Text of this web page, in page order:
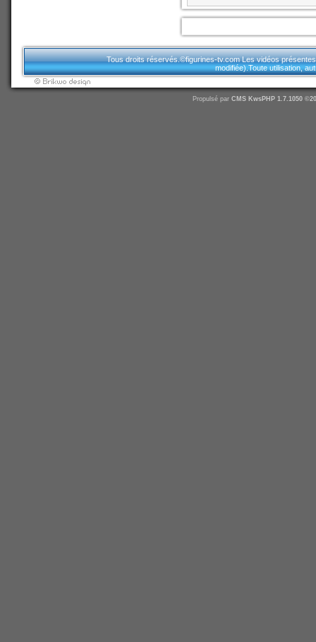
Tous droits réservés.©figurines-tv.com Les vidéos
modifiée).Toute utilisation,
Propulsé par CMS KwsPHP 1.7.1050